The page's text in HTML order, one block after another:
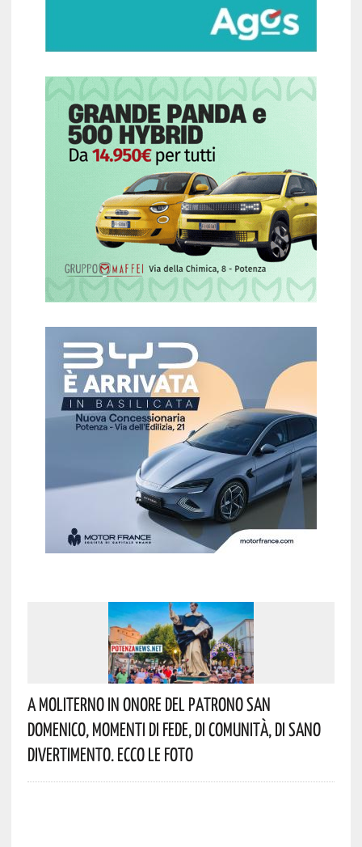
A Moliterno In Onore Del Patrono San
Domenico, Momenti Di Fede, Di Comunità, Di Sano
Divertimento. Ecco Le Foto